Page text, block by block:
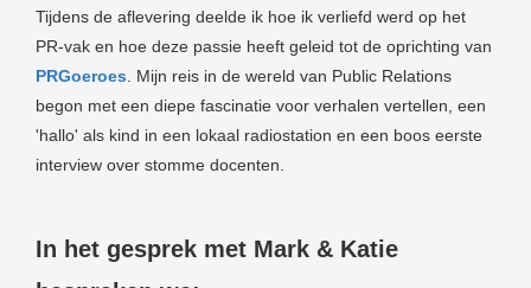
Tijdens de aflevering deelde ik hoe ik verliefd werd op het
PR-vak en hoe deze passie heeft geleid tot de oprichting van
PRGoeroes. Mijn reis in de wereld van Public Relations
begon met een diepe fascinatie voor verhalen vertellen, een
'hallo' als kind in een lokaal radiostation en een boos eerste
interview over stomme docenten.
In het gesprek met Mark & Katie